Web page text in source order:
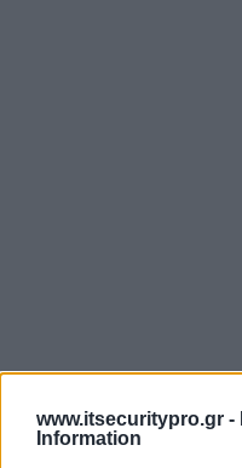
www.itsecuritypro.gr -
Information